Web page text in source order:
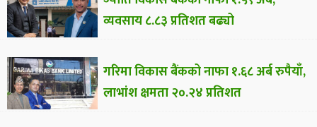
व्यवसाय ८.८३ प्रतिशत बढ्यो
गरिमा विकास बैंकको नाफा १.६८ अर्ब रुपैयाँ,
लाभांश क्षमता २०.२४ प्रतिशत